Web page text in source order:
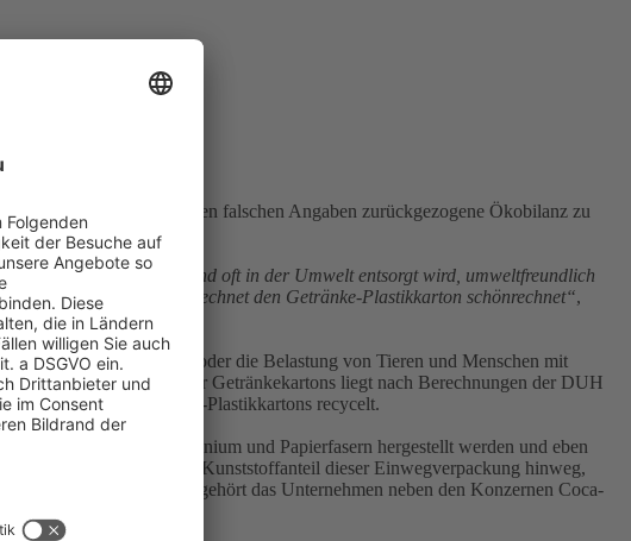
DUH
zwischenzeitlich wegen falschen Angaben zurückgezogene Ökobilanz zu
einem Drittel recycelt und oft in der Umwelt entsorgt wird, umweltfreundlich
Gutschrift‘ ausgerechnet den Getränke-Plastikkarton schönrechnet“,
Seen und Meere oder die Belastung von Tieren und Menschen mit
Recyclingquote für Getränkekartons liegt nach Berechnungen der DUH
ein Drittel der Getränke-Plastikkartons recycelt.
Kunststoff, Aluminium und Papierfasern hergestellt werden und eben
Prozent ausmachenden Kunststoffanteil dieser Einwegverpackung hinweg,
Jahr in Verkehr. Damit gehört das Unternehmen neben den Konzernen Coca-